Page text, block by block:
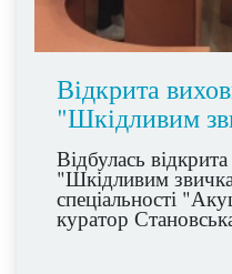
Відкрита
"Шкідливим
Відбулась
"Шкідливим
спеціальності
куратор